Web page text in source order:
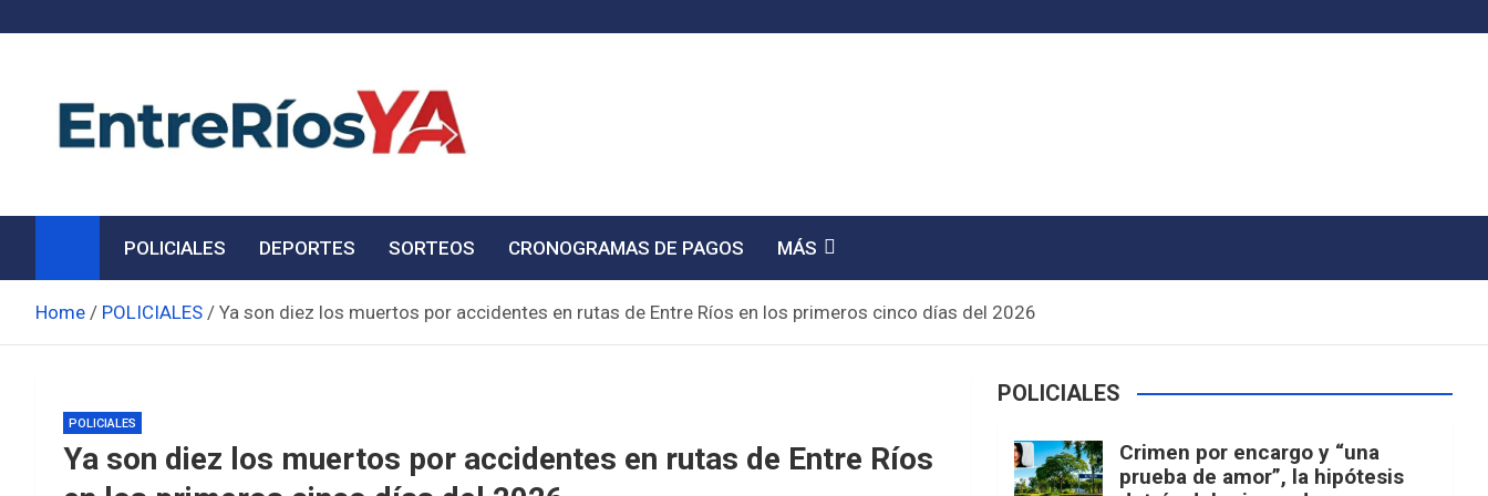
Noticias de Entre Ríos
POLICIALES DEPORTES SORTEOS CRONOGRAMAS DE PAGOS MÁS
Home POLICIALES Ya son diez los muertos por accidentes en rutas de Entre Ríos en los primeros cinco días del 2026
POLICIALES
Ya son diez los muertos por accidentes en rutas de Entre Ríos
POLICIALES
Crimen por encargo y “una
prueba de amor”, la hipótesis